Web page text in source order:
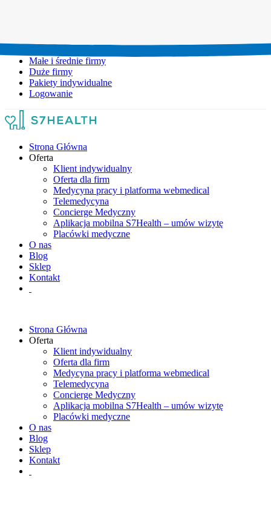
Małe i średnie firmy
Duże firmy
Pakiety indywidualne
Logowanie
Strona Główna
Oferta
Klient indywidualny
Oferta dla firm
Medycyna pracy i platforma webmedical
Telemedycyna
Concierge Medyczny
Aplikacja mobilna S7Health – umów wizytę
Placówki medyczne
O nas
Blog
Sklep
Kontakt
Strona Główna
Oferta
Klient indywidualny
Oferta dla firm
Medycyna pracy i platforma webmedical
Telemedycyna
Concierge Medyczny
Aplikacja mobilna S7Health – umów wizytę
Placówki medyczne
O nas
Blog
Sklep
Kontakt